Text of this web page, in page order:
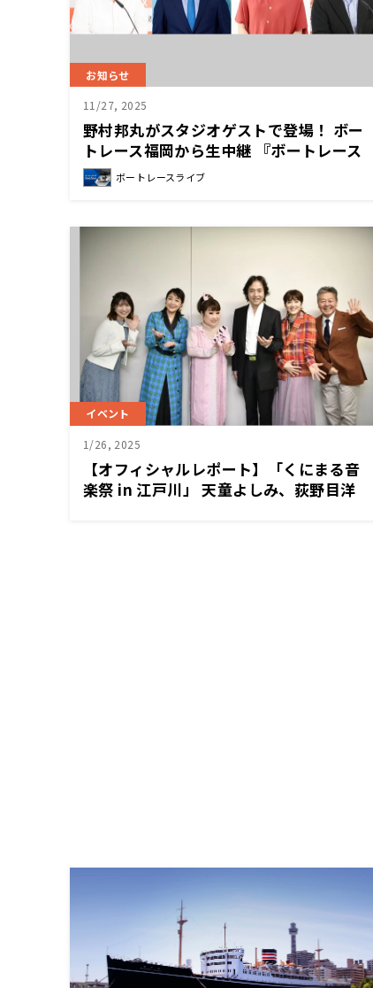
お知らせ
11/27, 2025
野村邦丸がスタジオゲストで登場！ ボー
トレース福岡から生中継 『ボートレース
ライブ SG 第28回チャレンジカップ優勝
戦 実況中継』 11/30（日）全国ネットで
ボートレースライブ
イベント
1/26, 2025
【オフィシャルレポート】「くにまる音
楽祭 in 江戸川」 天童よしみ、荻野目洋